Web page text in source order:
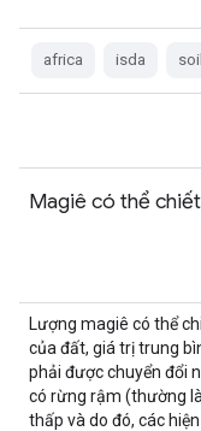
africa isda soil
Magiê có thể
Lượng magiê có thể
của đất, giá trị trung
phải được chuyển đổi
có rừng rậm (thường
thấp và do đó, các